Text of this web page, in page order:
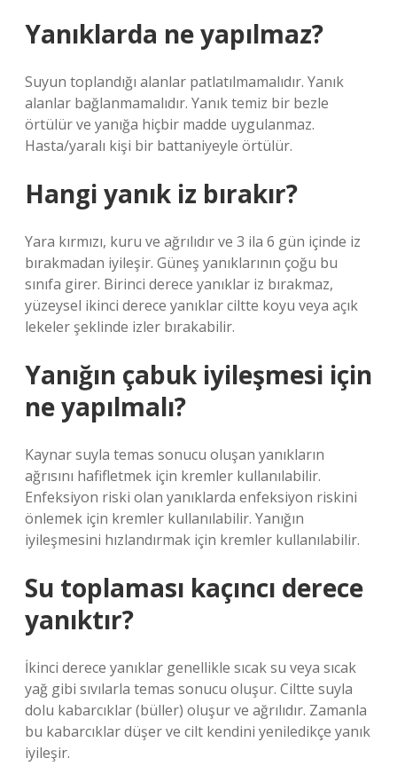
Yanıklarda ne yapılmaz?
Suyun toplandığı alanlar patlatılmamalıdır. Yanık
alanlar bağlanmamalıdır. Yanık temiz bir bezle
örtülür ve yanığa hiçbir madde uygulanmaz.
Hasta/yaralı kişi bir battaniyeyle örtülür.
Hangi yanık iz bırakır?
Yara kırmızı, kuru ve ağrılıdır ve 3 ila 6 gün içinde iz
bırakmadan iyileşir. Güneş yanıklarının çoğu bu
sınıfa girer. Birinci derece yanıklar iz bırakmaz,
yüzeysel ikinci derece yanıklar ciltte koyu veya açık
lekeler şeklinde izler bırakabilir.
Yanığın çabuk iyileşmesi için
ne yapılmalı?
Kaynar suyla temas sonucu oluşan yanıkların
ağrısını hafifletmek için kremler kullanılabilir.
Enfeksiyon riski olan yanıklarda enfeksiyon riskini
önlemek için kremler kullanılabilir. Yanığın
iyileşmesini hızlandırmak için kremler kullanılabilir.
Su toplaması kaçıncı derece
yanıktır?
İkinci derece yanıklar genellikle sıcak su veya sıcak
yağ gibi sıvılarla temas sonucu oluşur. Ciltte suyla
dolu kabarcıklar (büller) oluşur ve ağrılıdır. Zamanla
bu kabarcıklar düşer ve cilt kendini yeniledikçe yanık
iyileşir.